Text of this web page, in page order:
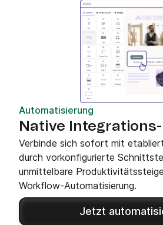
Automatisierung
Native
Verbinde sich sofort mit
durch vorkonfigurierte
unmittelbare
Workflow-Automatisierung.
Jetzt